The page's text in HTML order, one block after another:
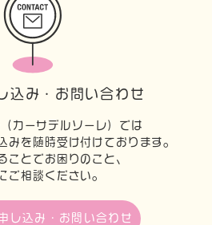
込み・お問い合わせ
ーサデルソーレ）では
みを随時受け付けております。
ことでお困りのこと、
ご相談ください。
し込み・お問い合わせ